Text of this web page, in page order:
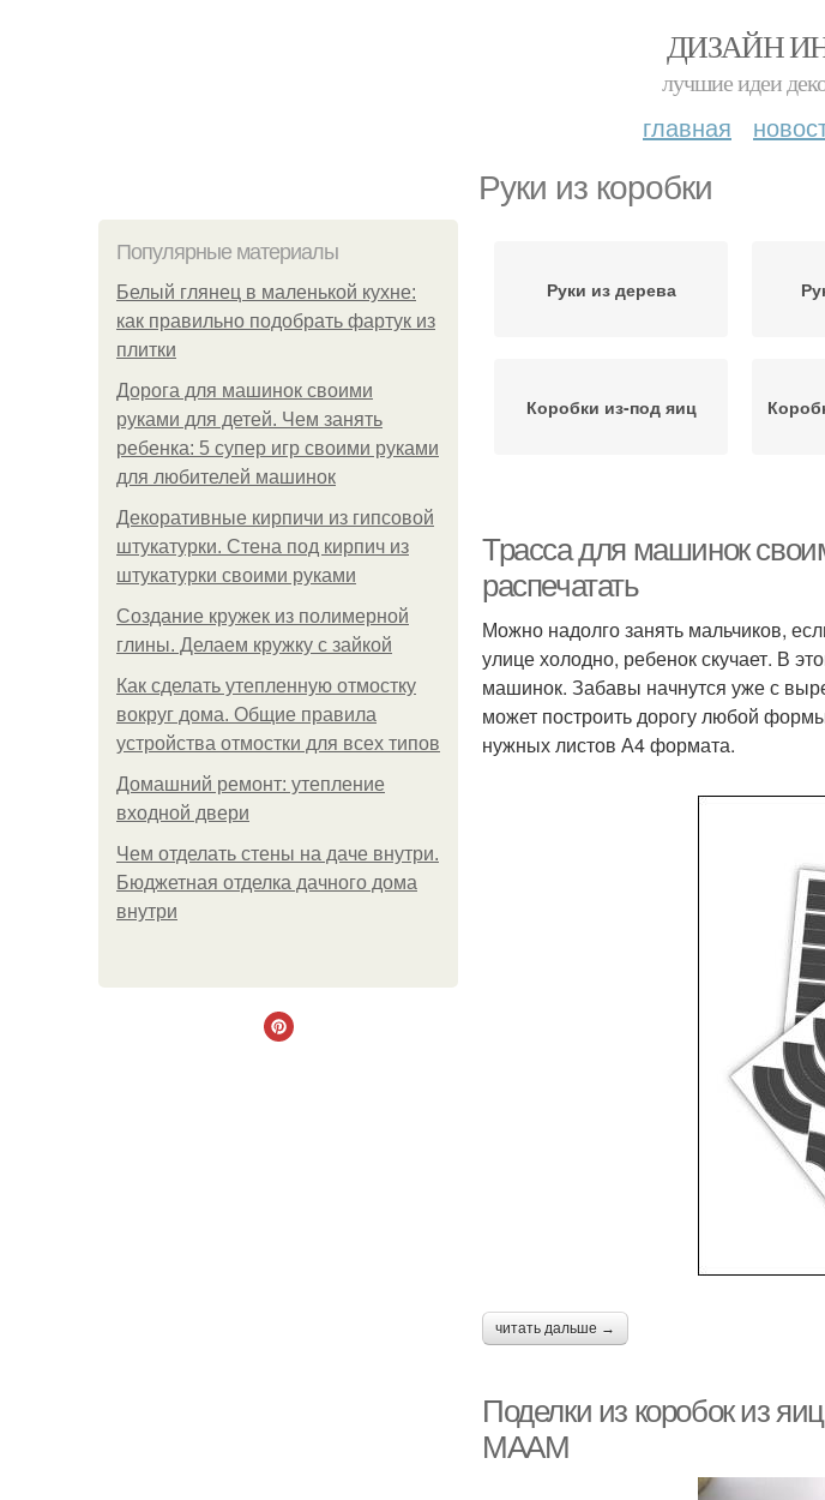
ДИЗАЙН
лучшие идеи
главная
Руки из коробки
Популярные материалы
Белый глянец в маленькой кухне:
как правильно подобрать фартук из
плитки
Дорога для машинок своими
руками для детей. Чем занять
ребенка: 5 супер игр своими руками
для любителей машинок
Декоративные кирпичи из гипсовой
штукатурки. Стена под кирпич из
штукатурки своими руками
Создание кружек из полимерной
глины. Делаем кружку с зайкой
Как сделать утепленную отмостку
вокруг дома. Общие правила
устройства отмостки для всех типов
Домашний ремонт: утепление
входной двери
Чем отделать стены на даче внутри.
Бюджетная отделка дачного дома
внутри
Руки из дерева
Коробки из-под яиц
Палитра из яичной
коробки
Трасса для машинок
распечатать
Можно надолго занять мальчиков,
улице холодно, ребенок скучает. В
машинок. Забавы начнутся уже с
может построить дорогу любой
нужных листов А4 формата.
читать дальше →
Поделки из коробок из
МААМ